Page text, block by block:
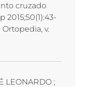
cruzado
2015;50(1):43-
v.
LEONARDO ;